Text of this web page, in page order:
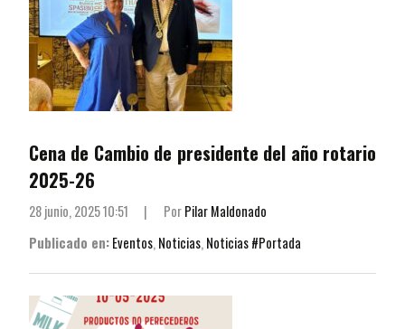
Cena de Cambio de presidente del año rotario
2025-26
28 junio, 2025 10:51 | PorPilar Maldonado
Publicado en:Eventos, Noticias, Noticias #Portada